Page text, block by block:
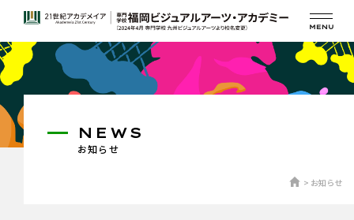
お知らせ
NEWS
お知らせ